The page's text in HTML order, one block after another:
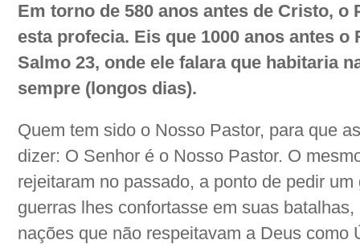
Em torno de 580 anos antes de Cristo, o
esta profecia. Eis que 1000 anos antes
Salmo 23, onde ele falara que habitaria
sempre (longos dias).
Quem tem sido o Nosso Pastor, para que
dizer: O Senhor é o Nosso Pastor. O
rejeitaram no passado, a ponto de pedir
guerras lhes confortasse em suas
nações que não respeitavam a Deus como